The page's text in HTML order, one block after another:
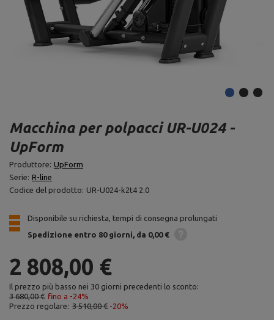
Macchina per polpacci UR-U024 -
UpForm
Produttore: UpForm
Serie: R-line
Codice del prodotto: UR-U024-k2t4 2.0
Disponibile su richiesta, tempi di consegna prolungati
Spedizione entro 80 giorni da 0,00 €
2 808,00 €
Il prezzo più basso nei 30 giorni precedenti lo sconto:
3 680,00 € fino a -24%
Prezzo regolare: 3 510,00 € -20%